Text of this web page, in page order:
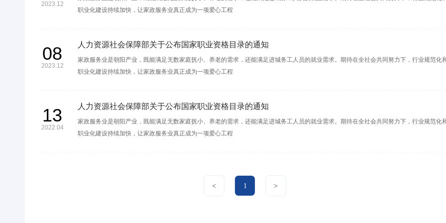
2023.12
职业化建设持续加快，让家政服务业真正成为一项爱心工程
08
2023.12
人力资源社会保障部关于公布国家职业资格目录的通知
家政服务业是朝阳产业，既能满足无数家庭抚小、养老的需求，还能满足进城务工人员的就业需求。期待在全社会共同努力下，行业规范化
职业化建设持续加快，让家政服务业真正成为一项爱心工程
13
2022.04
人力资源社会保障部关于公布国家职业资格目录的通知
家政服务业是朝阳产业，既能满足无数家庭抚小、养老的需求，还能满足进城务工人员的就业需求。期待在全社会共同努力下，行业规范化
职业化建设持续加快，让家政服务业真正成为一项爱心工程
< 1 >